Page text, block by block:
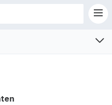
Sektors